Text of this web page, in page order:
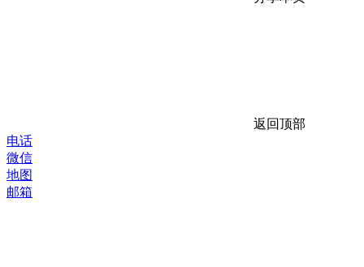
返回顶部
电话
微信
地图
邮箱